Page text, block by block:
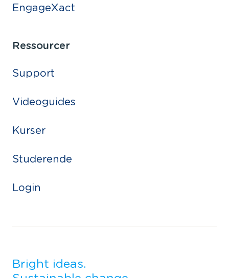
EngageXact
Ressourcer
Support
Videoguides
Kurser
Studerende
Login
Bright ideas.